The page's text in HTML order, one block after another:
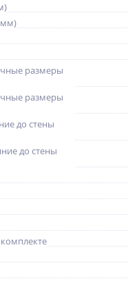
размеры
размеры
до стены
до стены